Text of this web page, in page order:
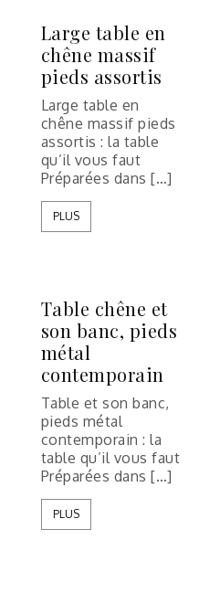
Large table en
chêne massif
pieds assortis
Large table en
chêne massif pieds
assortis : la table
qu’il vous faut
Préparées dans […]
PLUS
Table chêne et
son banc, pieds
métal
contemporain
Table et son banc,
pieds métal
contemporain : la
table qu’il vous faut
Préparées dans […]
PLUS